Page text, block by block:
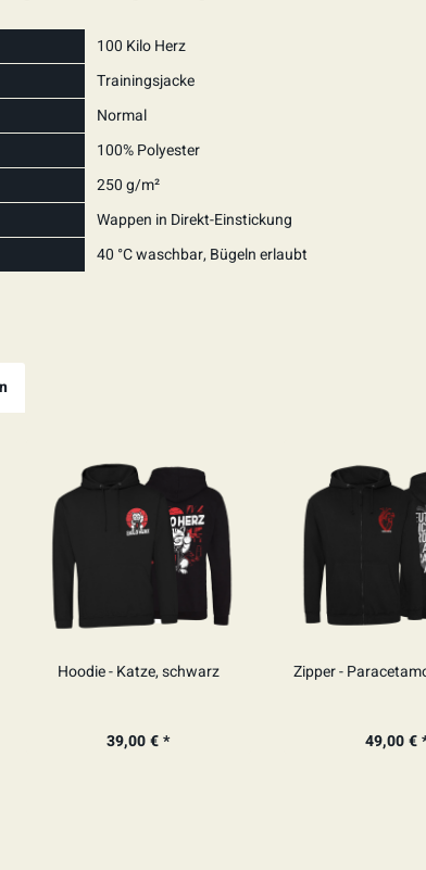
100 Kilo Herz
Trainingsjacke
Normal
100% Polyester
250 g/m²
Wappen in Direkt-Einstickung
40 °C waschbar, Bügeln erlaubt
Hoodie - Katze, schwarz
39,00 € *
Zipper -
49,00 €